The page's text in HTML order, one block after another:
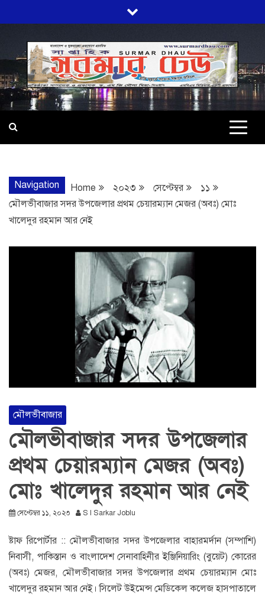
to
content
প্রতি মূহুর্তে সত্যের সন্ধানে অবিচল…
Navigation Home ২০২৩ সেপ্টেম্বর
১১
মৌলভীবাজার সদর উপজেলার প্রথম চেয়ারম্যান মেজর (অবঃ) মোঃ
খালেদুর রহমান আর নেই
মৌলভীবাজার
মৌলভীবাজার সদর উপজেলার
প্রথম চেয়ারম্যান মেজর (অবঃ)
মোঃ খালেদুর রহমান আর নেই
সেপ্টেম্বর ১১, ২০২৩ S I Sarkar Joblu
ষ্টাফ রিপোর্টার :: মৌলভীবাজার সদর উপজেলার বাহারমর্দান (সম্পাশি)
নিবাসী, পাকিস্তান ও বাংলাদেশ সেনাবাহিনীর ইঞ্জিনিয়ারিং (বুয়েট) কোরের
(অবঃ) মেজর, মৌলভীবাজার সদর উপজেলার প্রথম চেয়ারম্যান মোঃ
খালেদুর রহমান আর নেই। সিলেট উইমেন্স মেডিকেল কলেজ হাসপাতালে